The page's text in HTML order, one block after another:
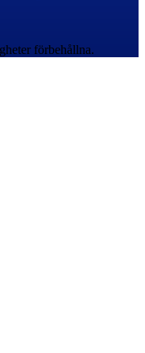
förbehållna.